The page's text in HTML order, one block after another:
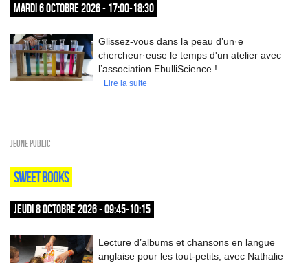
MARDI 6 OCTOBRE 2026 - 17:00-18:30
Glissez-vous dans la peau d’un·e
chercheur·euse le temps d'un atelier avec
l’association EbulliScience !
Lire la suite
Jeune public
SWEET BOOKS
JEUDI 8 OCTOBRE 2026 - 09:45-10:15
Lecture d’albums et chansons en langue
anglaise pour les tout-petits, avec Nathalie